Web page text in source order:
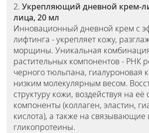
2. Укрепляющий дневной крем-
лица, 20 мл
Инновационный дневной крем с
лифтинга - укрепляет кожу,
морщины. Уникальная
растительных компонентов - РНК
черного тюльпана, гиалуроновая
низким молекулярным весом.
структуру кожи, воздействуя на
компоненты (коллаген, эластин,
кислота), а также на связывающие
гликопротеины.